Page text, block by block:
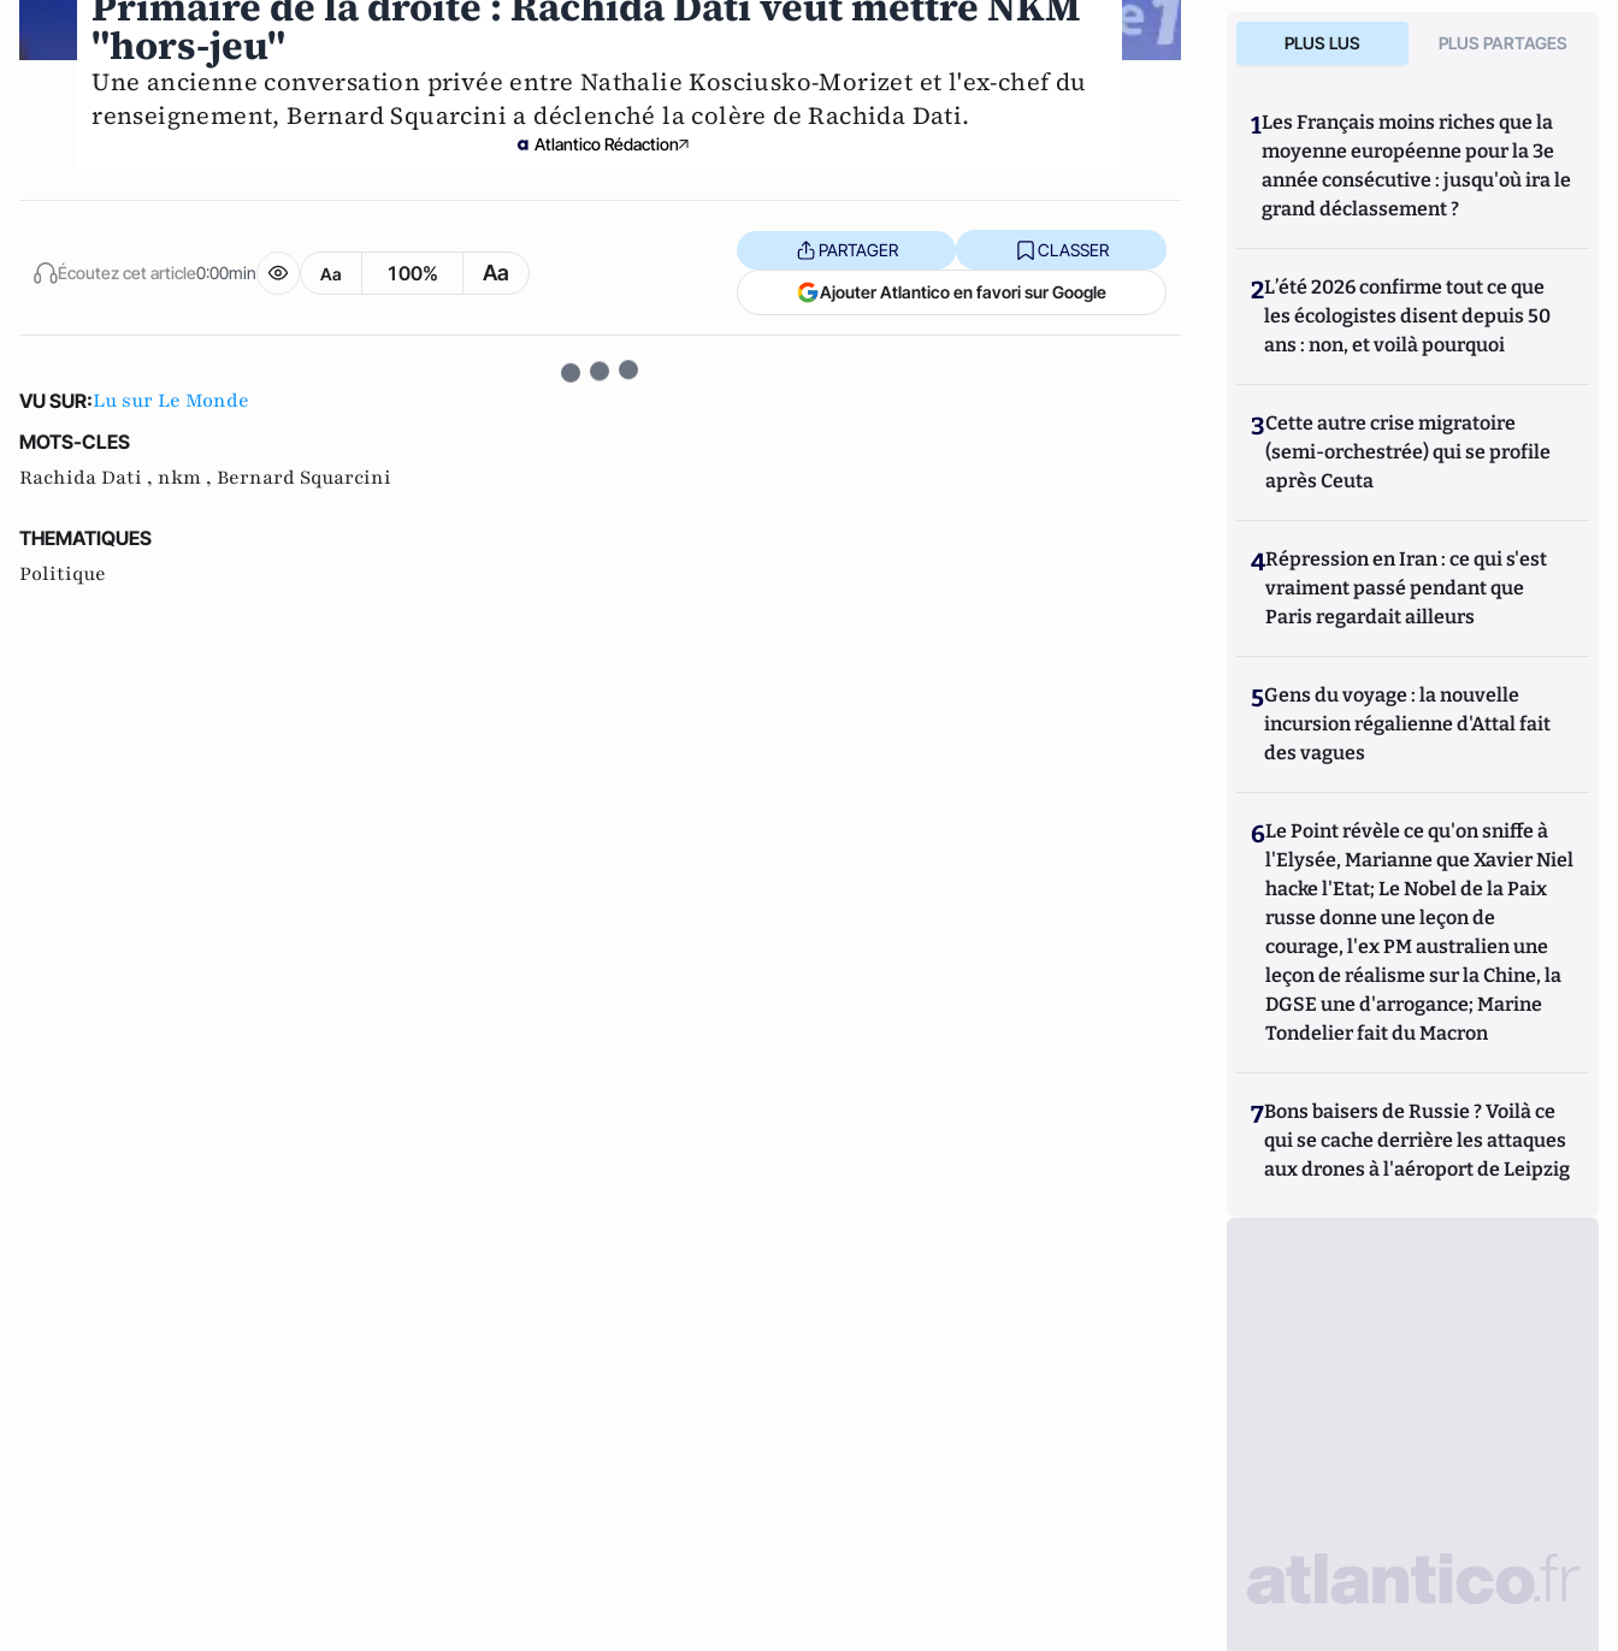
"hors-jeu"
Une ancienne conversation privée entre Nathalie Kosciusko-Morizet et l'ex-chef du
renseignement, Bernard Squarcini a déclenché la colère de Rachida Dati.
Atlantico Rédaction
Écoutez cet article0:00min Aa 100% Aa
PARTAGER CLASSER
Ajouter Atlantico en favori sur Google
VU SUR:Lu sur Le Monde
MOTS-CLES
Rachida Dati , nkm , Bernard Squarcini
THEMATIQUES
Politique
PLUS LUS PLUS PARTAGES
1Les Français moins riches que la
moyenne européenne pour la 3e
année consécutive : jusqu'où ira le
grand déclassement ?
2L’été 2026 confirme tout ce que
les écologistes disent depuis 50
ans : non, et voilà pourquoi
3Cette autre crise migratoire
(semi-orchestrée) qui se profile
après Ceuta
4Répression en Iran : ce qui s'est
vraiment passé pendant que
Paris regardait ailleurs
5Gens du voyage : la nouvelle
incursion régalienne d'Attal fait
des vagues
6Le Point révèle ce qu'on sniffe à
l'Elysée, Marianne que Xavier Niel
hacke l'Etat; Le Nobel de la Paix
russe donne une leçon de
courage, l'ex PM australien une
leçon de réalisme sur la Chine, la
DGSE une d'arrogance; Marine
Tondelier fait du Macron
7Bons baisers de Russie ? Voilà ce
qui se cache derrière les attaques
aux drones à l'aéroport de Leipzig